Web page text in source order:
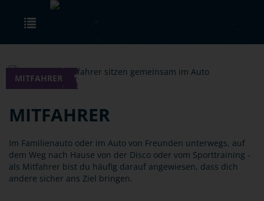
Skip to main content
MITFAHRER
MITFAHRER
Im Familienauto oder im Auto von Freunden unterwegs, auf
dem Weg nach Hause von der Disco oder vom Sporttraining -
als Mitfahrer bist du häufig darauf angewiesen, dass dich
andere sicher ans Ziel bringen.